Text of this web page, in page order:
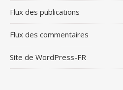
Flux des publications
Flux des commentaires
Site de WordPress-FR